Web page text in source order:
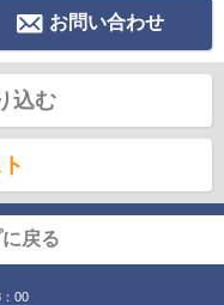
お問い合わせ
込む
戻る
00